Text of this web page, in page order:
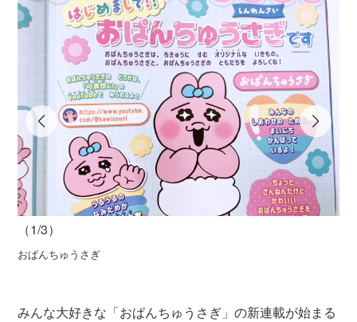
（1/3）
おぱんちゅうさぎ
みんな大好きな「おぱんちゅうさぎ」の新連載が始まる